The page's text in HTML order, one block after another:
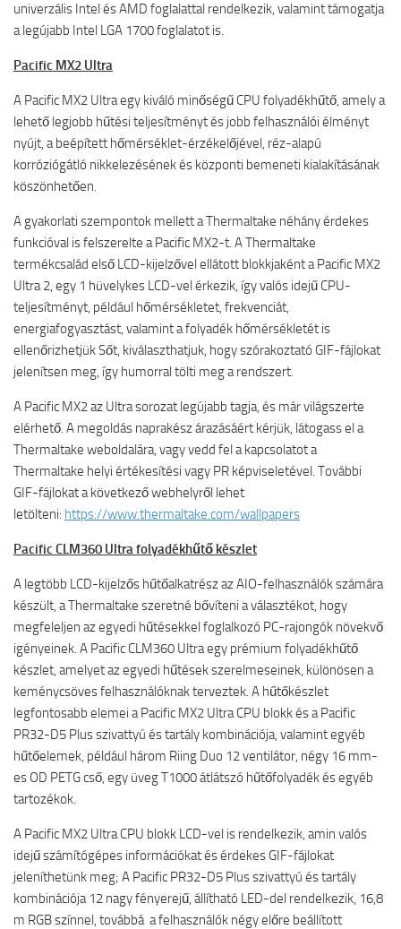
univerzális Intel és AMD foglalattal rendelkezik, valamint támogatja
a legújabb Intel LGA 1700 foglalatot is.
Pacific MX2 Ultra
A Pacific MX2 Ultra egy kiváló minőségű CPU folyadékhűtő, amely a
lehető legjobb hűtési teljesítményt és jobb felhasználói élményt
nyújt, a beépített hőmérséklet-érzékelőjével, réz-alapú
korróziógátló nikkelezésének és központi bemeneti kialakításának
köszönhetően.
A gyakorlati szempontok mellett a Thermaltake néhány érdekes
funkcióval is felszerelte a Pacific MX2-t. A Thermaltake
termékcsalád első LCD-kijelzővel ellátott blokkjaként a Pacific MX2
Ultra 2, egy 1 hüvelykes LCD-vel érkezik, így valós idejű CPU-
teljesítményt, például hőmérsékletet, frekvenciát,
energiafogyasztást, valamint a folyadék hőmérsékletét is
ellenőrizhetjük Sőt, kiválaszthatjuk, hogy szórakoztató GIF-fájlokat
jelenítsen meg, így humorral tölti meg a rendszert.
A Pacific MX2 az Ultra sorozat legújabb tagja, és már világszerte
elérhető. A megoldás naprakész árazásáért kérjük, látogass el a
Thermaltake weboldalára, vagy vedd fel a kapcsolatot a
Thermaltake helyi értékesítési vagy PR képviseletével. További
GIF-fájlokat a következő webhelyről lehet
letölteni: https://www.thermaltake.com/wallpapers
Pacific CLM360 Ultra folyadékhűtő készlet
A legtöbb LCD-kijelzős hűtőalkatrész az AIO-felhasználók számára
készült, a Thermaltake szeretné bővíteni a választékot, hogy
megfeleljen az egyedi hűtésekkel foglalkozó PC-rajongók növekvő
igényeinek. A Pacific CLM360 Ultra egy prémium folyadékhűtő
készlet, amelyet az egyedi hűtések szerelmeseinek, különösen a
keménycsöves felhasználóknak terveztek. A hűtőkészlet
legfontosabb elemei a Pacific MX2 Ultra CPU blokk és a Pacific
PR32-D5 Plus szivattyú és tartály kombinációja, valamint egyéb
hűtőelemek, például három Riing Duo 12 ventilátor, négy 16 mm-
es OD PETG cső, egy üveg T1000 átlátszó hűtőfolyadék és egyéb
tartozékok.
A Pacific MX2 Ultra CPU blokk LCD-vel is rendelkezik, amin valós
idejű számítógépes információkat és érdekes GIF-fájlokat
jeleníthetünk meg; A Pacific PR32-D5 Plus szivattyú és tartály
kombinációja 12 nagy fényerejű, állítható LED-del rendelkezik, 16,8
m RGB színnel, továbbá a felhasználók négy előre beállított